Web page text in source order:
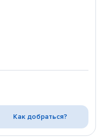
Как добраться?